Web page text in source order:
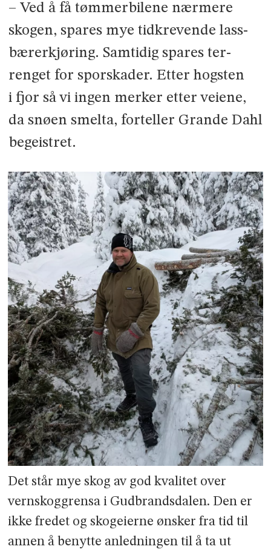
– Ved å få tømmerbilene nærmere
skogen, spares mye tidkrevende lass­
bærerkjøring. Samtidig spares ter­
renget for sporskader. Etter hogsten
i fjor så vi ingen merker etter veiene,
da snøen smelta, forteller Grande Dahl
begeistret.
Det står mye skog av god kvalitet over
vernskoggrensa i Gudbrandsdalen. Den er
ikke fredet og skogeierne ønsker fra tid til
annen å benytte anledningen til å ta ut